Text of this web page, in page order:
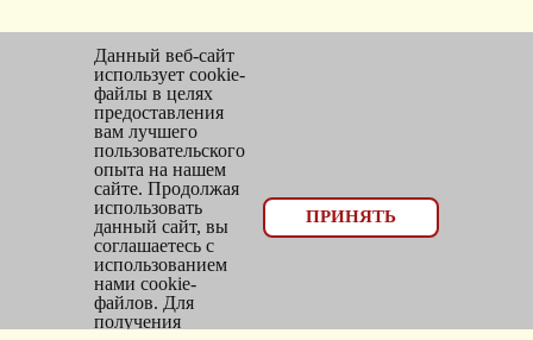
© 2026, оптовый отдел Мир трикотажа
bms_opt@mail.ru
Тел: 8(383)300-10-20
Адрес: г.Новосибирск,
Данный веб-сайт
использует cookie-
файлы в целях
предоставления
вам лучшего
пользовательского
опыта на нашем
сайте. Продолжая
использовать
данный сайт, вы
соглашаетесь с
использованием
нами cookie-
файлов. Для
получения
ПРИНЯТЬ